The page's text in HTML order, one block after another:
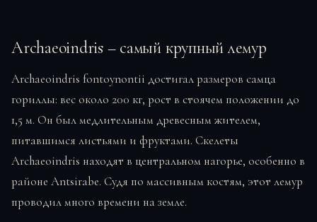
Archaeoindris – самый крупный лемур
Archaeoindris fontoynontii достигал размеров самца
гориллы: вес около 200 кг, рост в стоячем положении до
1,5 м. Он был медлительным древесным жителем,
питавшимся листьями и фруктами. Скелеты
Archaeoindris находят в центральном нагорье, особенно в
районе Antsirabe. Судя по массивным костям, этот лемур
проводил много времени на земле.